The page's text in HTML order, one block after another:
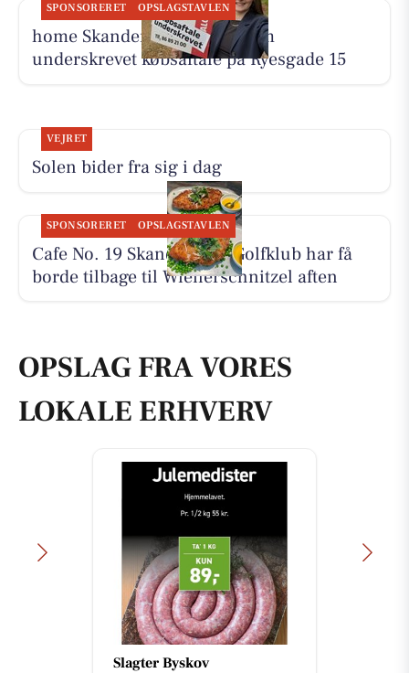
SPONSORERET OPSLAGSTAVLEN
home Skanderborg melder om
underskrevet købsaftale på Ryesgade 15
VEJRET
Solen bider fra sig i dag
SPONSORERET OPSLAGSTAVLEN
Cafe No. 19 Skanderborg Golfklub har få
borde tilbage til Wienerschnitzel aften
OPSLAG FRA VORES
LOKALE ERHVERV
Slagter Byskov